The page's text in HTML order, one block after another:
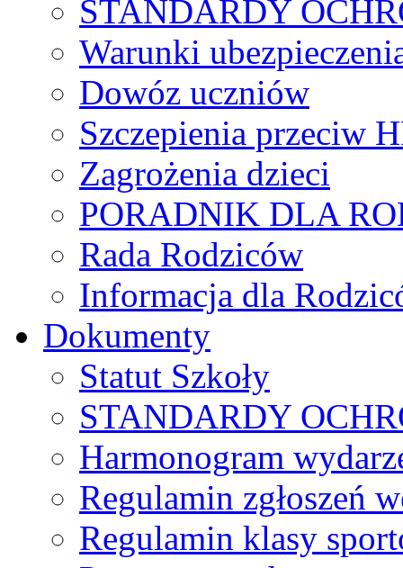
STANDARDY
Warunki
Dowóz uczniów
Szczepienia przeciw
Zagrożenia dzieci
PORADNIK DLA
Rada Rodziców
Іnformacja dla
Dokumenty
Statut Szkoły
STANDARDY
Harmonogram
Regulamin zgłoszeń
Regulamin klasy